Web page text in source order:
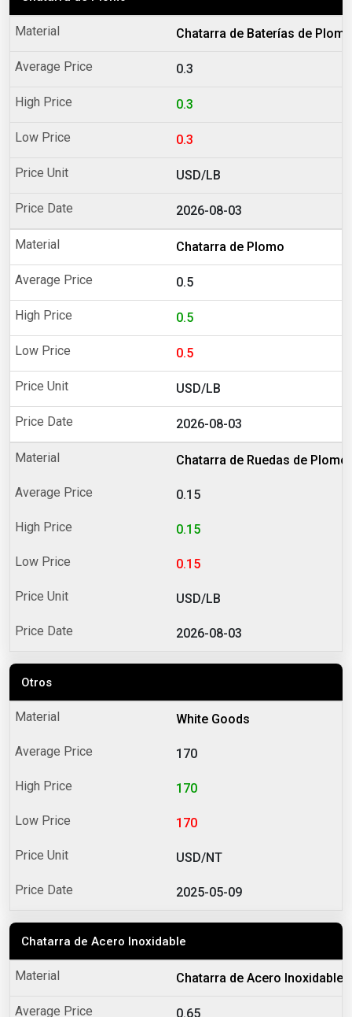
Chatarra de Baterías de Plomo
0.3
0.3
0.3
USD/LB
2026-08-03
Chatarra de Plomo
0.5
0.5
0.5
USD/LB
2026-08-03
Chatarra de Ruedas de
0.15
0.15
0.15
USD/LB
2026-08-03
Otros
White Goods
170
170
170
USD/NT
2025-05-09
Chatarra de Acero Inoxidable
Chatarra de Acero Inoxidable
0.65